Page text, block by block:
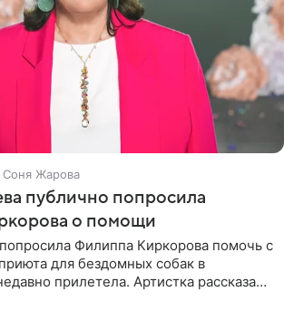
Соня Жарова
публично попросила
о помощи
Филиппа Киркорова помочь с
для бездомных собак в
прилетела. Артистка рассказала